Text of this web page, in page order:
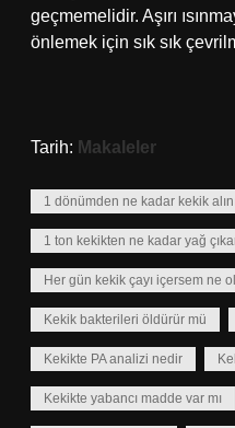
geçmemelidir. Aşırı
önlemek için sık sık
Tarih: Makaleler
1 dönümden ne kadar kekik
1 ton kekikten ne kadar yağ
Her gün kekik çayı içersem ne
Kekik bakterileri öldürür mü
Kekikte PA analizi nedir
Kekikte yabancı madde var mı